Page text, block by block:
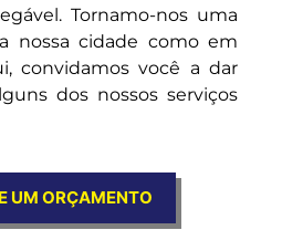
Tornamo-nos uma
nossa cidade como em
convidamos você a dar
dos nossos serviços
UM ORÇAMENTO